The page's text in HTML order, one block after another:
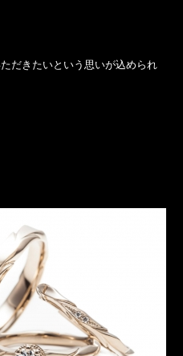
だきたいという思いが込められ